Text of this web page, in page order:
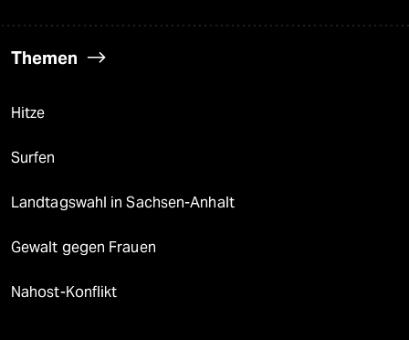
Themen
Hitze
Surfen
Landtagswahl in Sachsen-Anhalt
Gewalt gegen Frauen
Nahost-Konflikt